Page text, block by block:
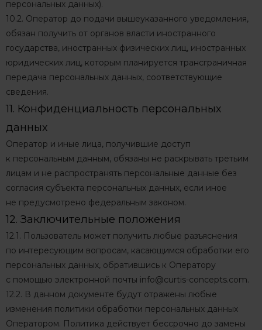
персональных данных).
10.2. Оператор до подачи вышеуказанного уведомления,
обязан получить от органов власти иностранного
государства, иностранных физических лиц, иностранных
юридических лиц, которым планируется трансграничная
передача персональных данных, соответствующие
сведения.
11. Конфиденциальность персональных
данных
Оператор и иные лица, получившие доступ
к персональным данным, обязаны не раскрывать третьим
лицам и не распространять персональные данные без
согласия субъекта персональных данных, если иное
не предусмотрено федеральным законом.
12. Заключительные положения
12.1. Пользователь может получить любые разъяснения
по интересующим вопросам, касающимся обработки его
персональных данных, обратившись к Оператору
с помощью электронной почты info@curtis-concepts.com.
12.2. В данном документе будут отражены любые
изменения политики обработки персональных данных
Оператором. Политика действует бессрочно до замены